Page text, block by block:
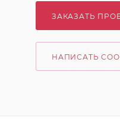
ЗАКАЗАТЬ
НАПИСАТЬ